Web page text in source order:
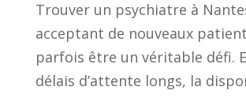
Trouver un psychiatre à
acceptant de nouveaux
parfois être un véritable défi.
délais d’attente longs, la